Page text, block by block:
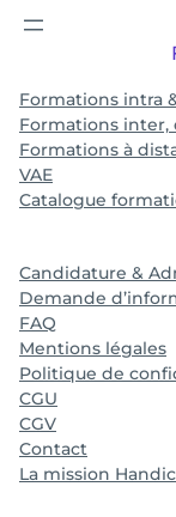
Formations intra
Formations
Formations à
VAE
Catalogue
Candidature &
Demande
FAQ
Mentions légales
Politique de
CGU
CGV
Contact
La mission